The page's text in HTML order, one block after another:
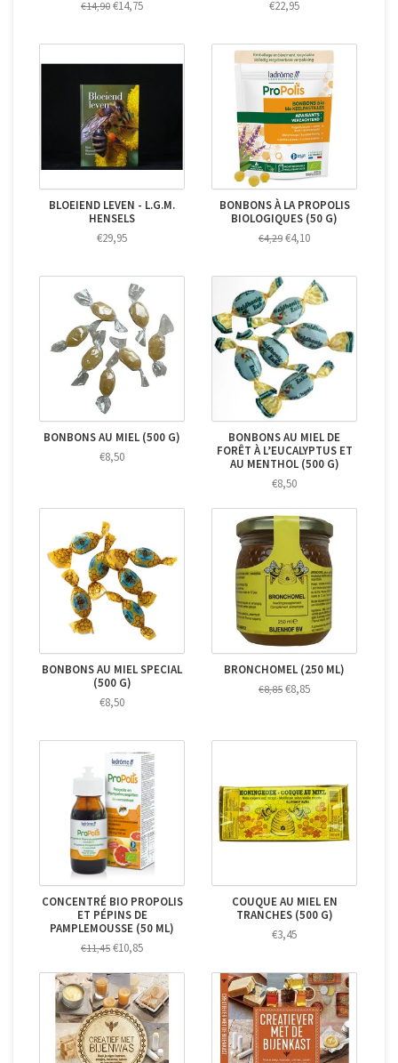
€14,90 €14,75 €22,95
BLOEIEND LEVEN - L.G.M.
HENSELS
€29,95
BONBONS À LA PROPOLIS
BIOLOGIQUES (50 G)
€4,29 €4,10
BONBONS AU MIEL (500 G)
€8,50
BONBONS AU MIEL DE
FORÊT À L’EUCALYPTUS ET
AU MENTHOL (500 G)
€8,50
BONBONS AU MIEL SPECIAL
(500 G)
€8,50
BRONCHOMEL (250 ML)
€8,85 €8,85
CONCENTRÉ BIO PROPOLIS
ET PÉPINS DE
PAMPLEMOUSSE (50 ML)
€11,45 €10,85
COUQUE AU MIEL EN
TRANCHES (500 G)
€3,45